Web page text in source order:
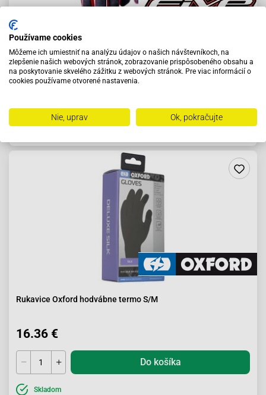
Rukavice Five RS3 Street/Urban čierno - červené S
33.78 €
Rukavice Oxford hodvábne termo S/M
16.36 €
Do košíka
Skladom
Používame cookies
Môžeme ich umiestniť na analýzu údajov o našich návštevníkoch, na
zlepšenie našich webových stránok, zobrazovanie prispôsobeného obsahu a
na poskytovanie skvelého zážitku z webových stránok. Pre viac informácií o
cookies používame otvorené nastavenia.
Nie, uprav Ok, pokračujte